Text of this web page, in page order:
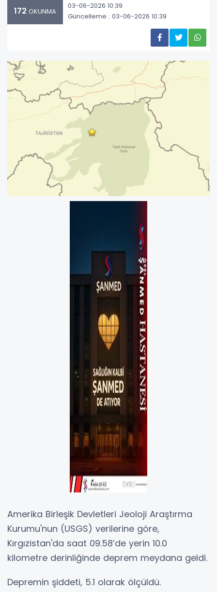
172 OKUNMA
03-06-2026 10:39
Güncelleme : 03-06-2026 10:39
Amerika Birleşik Devletleri Jeoloji Araştırma
Kurumu'nun (USGS) verilerine göre,
Kırgızistan'da saat 09.58’de yerin 10.0
kilometre derinliğinde deprem meydana geldi.
Depremin şiddeti, 5.1 olarak ölçüldü.